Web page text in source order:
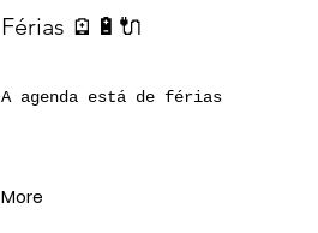
Férias 🪫🔋🔌
A agenda está de férias
More